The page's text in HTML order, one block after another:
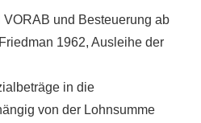
und Besteuerung ab
1962, Ausleihe der
in die
von der Lohnsumme